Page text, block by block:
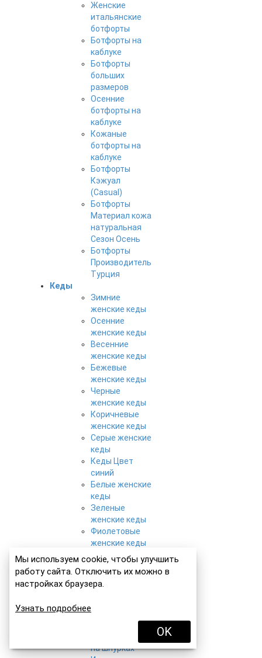
Женские
итальянские
ботфорты
Ботфорты на
каблуке
Ботфорты
больших
размеров
Осенние
ботфорты на
каблуке
Кожаные
ботфорты на
каблуке
Ботфорты
Кэжуал
(Casual)
Ботфорты
Материал кожа
натуральная
Сезон Осень
Ботфорты
Производитель
Турция
Кеды
Зимние
женские кеды
Осенние
женские кеды
Весенние
женские кеды
Бежевые
женские кеды
Черные
женские кеды
Коричневые
женские кеды
Серые женские
кеды
Кеды Цвет
синий
Белые женские
кеды
Зеленые
женские кеды
Фиолетовые
женские кеды
Кеды
Материал
Замшевые
Кожаные
женские кеды
на шнурках
Мы используем cookie, чтобы улучшить
работу сайта. Отключить их можно в
настройках браузера.
Узнать подробнее
OK